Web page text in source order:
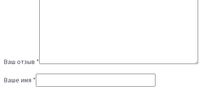
Ваш отзыв *
Ваше имя *